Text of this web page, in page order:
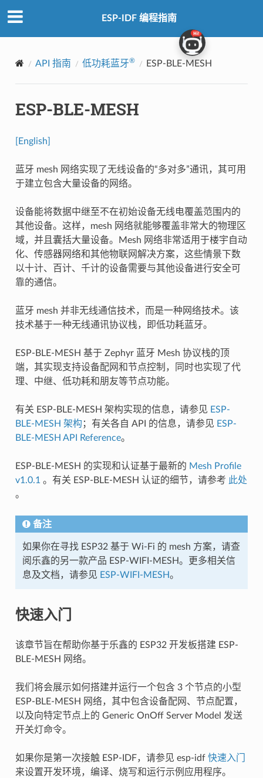
ESP-IDF 编程指南
API 指南 低功耗蓝牙® ESP-BLE-MESH
ESP-BLE-MESH
[English]
蓝牙 mesh 网络实现了无线设备的“多对多”通讯，其可用
于建立包含大量设备的网络。
设备能将数据中继至不在初始设备无线电覆盖范围内的
其他设备。这样，mesh 网络就能够覆盖非常大的物理区
域，并且囊括大量设备。Mesh 网络非常适用于楼宇自动
化、传感器网络和其他物联网解决方案，这些情景下数
以十计、百计、千计的设备需要与其他设备进行安全可
靠的通信。
蓝牙 mesh 并非无线通信技术，而是一种网络技术。该
技术基于一种无线通讯协议栈，即低功耗蓝牙。
ESP-BLE-MESH 基于 Zephyr 蓝牙 Mesh 协议栈的顶
端，其实现支持设备配网和节点控制，同时也实现了代
理、中继、低功耗和朋友等节点功能。
有关 ESP-BLE-MESH 架构实现的信息，请参见 ESP-
BLE-MESH 架构 ；有关各自 API 的信息，请参见 ESP-
BLE-MESH API Reference。
ESP-BLE-MESH 的实现和认证基于最新的 Mesh Profile
v1.0.1 。有关 ESP-BLE-MESH 认证的细节，请参考 此处
。
备注
如果你在寻找 ESP32 基于 Wi-Fi 的 mesh 方案，请查
阅乐鑫的另一款产品 ESP-WIFI-MESH。更多相关信
息及文档，请参见 ESP-WIFI-MESH。
快速入门
该章节旨在帮助你基于乐鑫的 ESP32 开发板搭建 ESP-
BLE-MESH 网络。
我们将会展示如何搭建并运行一个包含 3 个节点的小型
ESP-BLE-MESH 网络，其中包含设备配网、节点配置，
以及向特定节点上的 Generic OnOff Server Model 发送
开关灯命令。
如果你是第一次接触 ESP-IDF，请参见 esp-idf 快速入门
来设置开发环境，编译、烧写和运行示例应用程序。